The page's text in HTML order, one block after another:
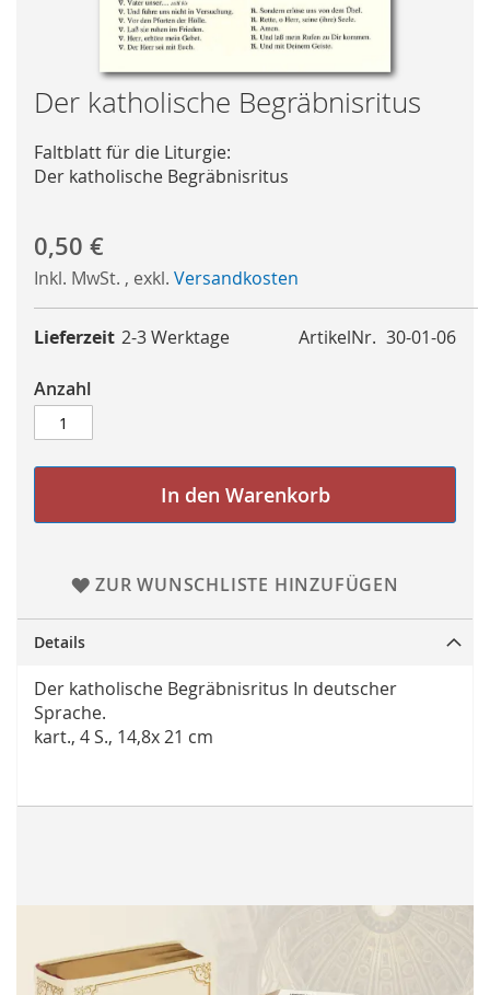
Skip
to
the
beginning
of
images
gallery
Der katholische Begräbnisritus
Faltblatt für die Liturgie:
Der katholische Begräbnisritus
0,50 €
Inkl. MwSt. , exkl. Versandkosten
ArtikelNr. 30-01-06
Lieferzeit 2-3 Werktage
Anzahl
In den Warenkorb
ZUR WUNSCHLISTE HINZUFÜGEN
Details
Der katholische Begräbnisritus In deutscher
Sprache.
kart., 4 S., 14,8x 21 cm